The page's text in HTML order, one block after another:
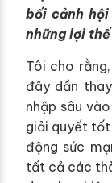
bối cảnh
những lợi
Tôi cho
đây dần
nhập sâu
giải quyết tốt
động sức
tất cả các